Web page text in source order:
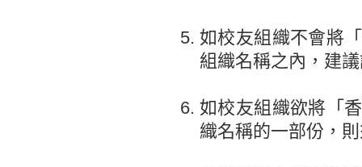
如校友組織不會將
組織名稱之內，建
如校友組織欲將「
織名稱的一部份，